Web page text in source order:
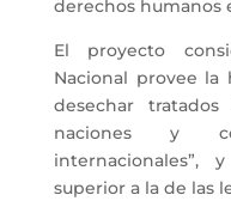
derechos humanos
El proyecto
Nacional provee la
desechar
naciones y
superior a la de las